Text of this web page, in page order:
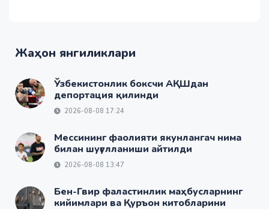
Жаҳон янгиликлари
Ўзбекистонлик боксчи АҚШдан
депортация қилинди
2026-08-08 17:24
Мессининг фаолияти якунлангач нима
билан шуғулланиши айтилди
2026-08-08 13:47
Бен-Гвир фаластинлик маҳбусларнинг
кийимлари ва Қуръон китобларини